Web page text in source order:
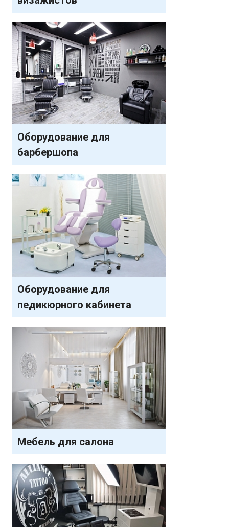
Оборудование для
барбершопа
Оборудование для
педикюрного кабинета
Мебель для салона
Отправить
Нажимая на кнопку "Отправить" вы
соглашаетесь на обработку
персональных данных